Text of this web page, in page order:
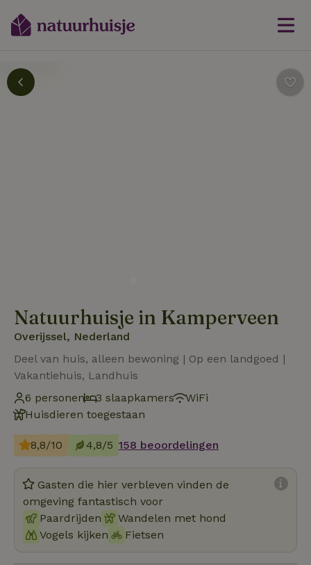
Natuurhuisje in Kamperveen
Overijssel, Nederland
Deel van huis, alleen bewoning | Op een landgoed |
Vakantiehuis, Landhuis
6 personen
3 slaapkamers
WiFi
Huisdieren toegestaan
8,8/10 4,8/5 158 beoordelingen
Gasten die hier verbleven vinden de
omgeving fantastisch voor
Paardrijden
Wandelen met hond
Vogels kijken
Fietsen